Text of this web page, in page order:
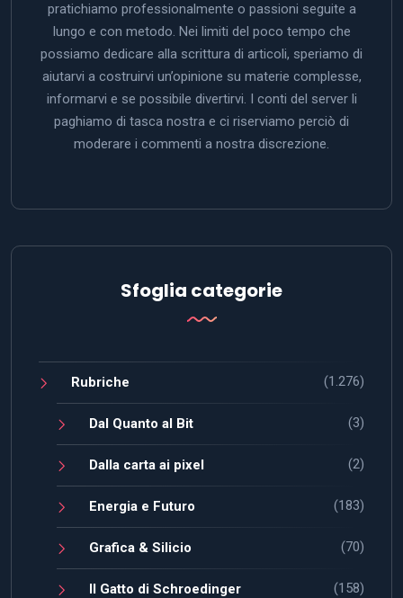
pratichiamo professionalmente o passioni seguite a
lungo e con metodo. Nei limiti del poco tempo che
possiamo dedicare alla scrittura di articoli, speriamo di
aiutarvi a costruirvi un’opinione su materie complesse,
informarvi e se possibile divertirvi. I conti del server li
paghiamo di tasca nostra e ci riserviamo perciò di
moderare i commenti a nostra discrezione.
Sfoglia categorie
Rubriche (1.276)
Dal Quanto al Bit (3)
Dalla carta ai pixel (2)
Energia e Futuro (183)
Grafica & Silicio (70)
Il Gatto di Schroedinger (158)